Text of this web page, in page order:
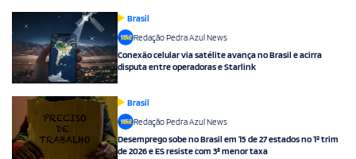
Brasil
Redação Pedra Azul News
Conexão celular via satélite avança no Brasil e acirra
disputa entre operadoras e Starlink
Brasil
Redação Pedra Azul News
Desemprego sobe no Brasil em 15 de 27 estados no 1º trim
de 2026 e ES resiste com 3ª menor taxa